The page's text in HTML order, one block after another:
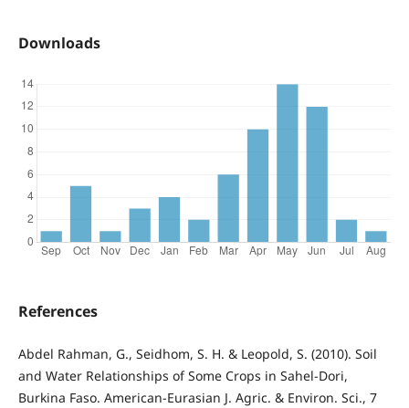
Downloads
References
Abdel Rahman, G., Seidhom, S. H. & Leopold, S. (2010). Soil
and Water Relationships of Some Crops in Sahel-Dori,
Burkina Faso. American-Eurasian J. Agric. & Environ. Sci., 7